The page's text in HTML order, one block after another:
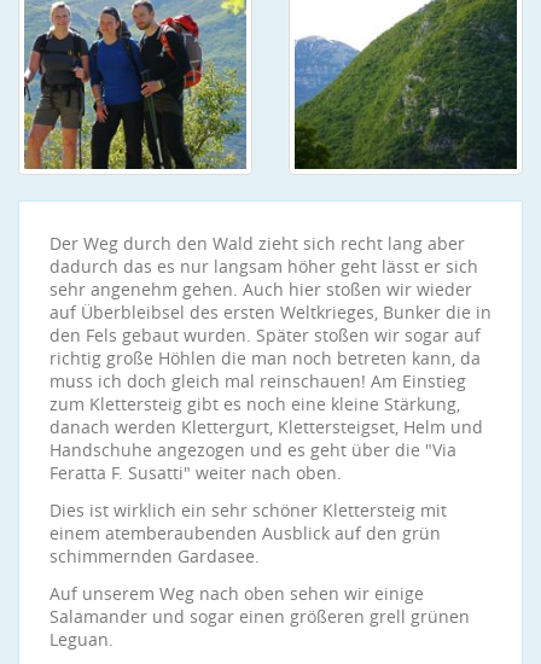
Der Weg durch den Wald zieht sich recht lang aber
dadurch das es nur langsam höher geht lässt er sich
sehr angenehm gehen. Auch hier stoßen wir wieder
auf Überbleibsel des ersten Weltkrieges, Bunker die in
den Fels gebaut wurden. Später stoßen wir sogar auf
richtig große Höhlen die man noch betreten kann, da
muss ich doch gleich mal reinschauen! Am Einstieg
zum Klettersteig gibt es noch eine kleine Stärkung,
danach werden Klettergurt, Klettersteigset, Helm und
Handschuhe angezogen und es geht über die "Via
Feratta F. Susatti" weiter nach oben.
Dies ist wirklich ein sehr schöner Klettersteig mit
einem atemberaubenden Ausblick auf den grün
schimmernden Gardasee.
Auf unserem Weg nach oben sehen wir einige
Salamander und sogar einen größeren grell grünen
Leguan.